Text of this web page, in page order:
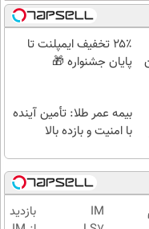
۲۵٪ تخفیف ایمپلنت تا
پایان جشنواره 🎁
بیمه عمر طلا: تأمین آینده
با امنیت و بازده بالا
IM
بازدید